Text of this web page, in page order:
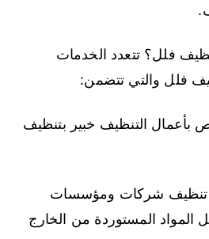
فلل؟ تتعدد الخدمات
فلل والتي تتضمن:
التنظيف خبير بتنظيف
شركات ومؤسسات
المواد المستوردة من الخارج